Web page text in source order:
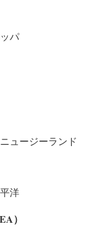
パ
ュージーランド
洋
）